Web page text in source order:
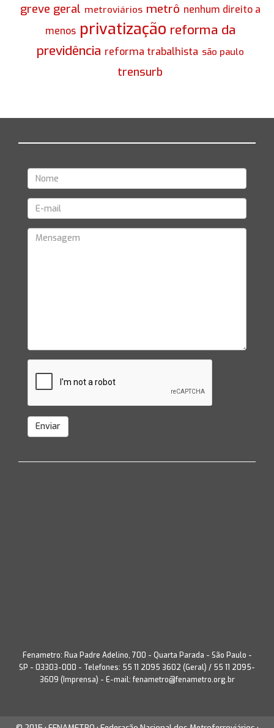
greve geral metroviários metrô nenhum direito a
menos privatização reforma da
previdência reforma trabalhista são paulo
trensurb
Enviar
Fenametro: Rua Padre Adelino, 700 - Quarta Parada - São Paulo -
SP - 03303-000 - Telefones: 55 11 2095 3602 (Geral) / 55 11 2095-
3609 (Imprensa) - E-mail: fenametro@fenametro.org.br